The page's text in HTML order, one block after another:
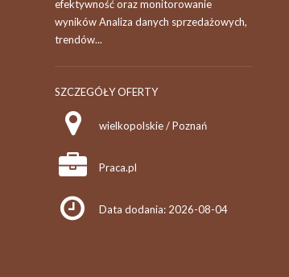
efektywność oraz monitorowanie
wyników Analiza danych sprzedażowych,
trendów...
SZCZEGÓŁY OFERTY
wielkopolskie / Poznań
Praca.pl
Data dodania: 2026-08-04